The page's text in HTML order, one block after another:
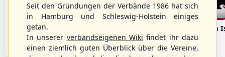
Bargenstedt
Beavers
Fehmarn
Seit den Gründungen der Verbände 1986 hat sich
in Hamburg und Schleswig-Holstein einiges
getan.
In unserer verbandseigenen Wiki findet ihr dazu
einen ziemlich guten Überblick über die Vereine,